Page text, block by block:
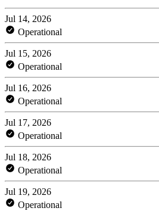
Jul 14, 2026
Operational
Jul 15, 2026
Operational
Jul 16, 2026
Operational
Jul 17, 2026
Operational
Jul 18, 2026
Operational
Jul 19, 2026
Operational